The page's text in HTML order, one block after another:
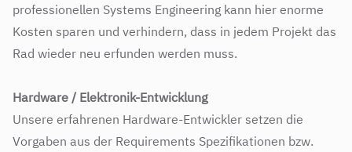
professionellen Systems Engineering kann hier enorme
Kosten sparen und verhindern, dass in jedem Projekt das
Rad wieder neu erfunden werden muss.
Hardware / Elektronik-Entwicklung
Unsere erfahrenen Hardware-Entwickler setzen die
Vorgaben aus der Requirements Spezifikationen bzw.